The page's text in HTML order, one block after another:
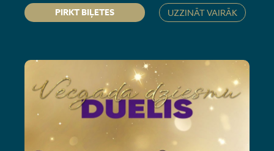
PIRKT BIĻETES UZZINĀT VAIRĀK